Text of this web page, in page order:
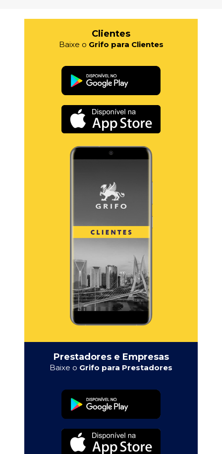
Clientes
Baixe o Grifo para Clientes
Prestadores e Empresas
Baixe o Grifo para Prestadores